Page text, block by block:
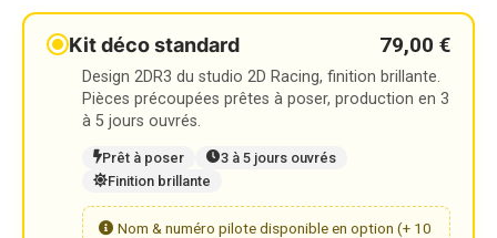
Kit déco standard 79,00 €
Design 2DR3 du studio 2D Racing, finition brillante.
Pièces précoupées prêtes à poser, production en 3
à 5 jours ouvrés.
Prêt à poser
3 à 5 jours ouvrés
Finition brillante
Nom & numéro pilote disponible en option (+ 10